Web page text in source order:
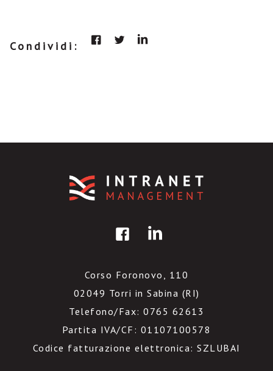
Condividi:
Corso Foronovo, 110
02049 Torri in Sabina (RI)
Telefono/Fax: 0765 62613
Partita IVA/CF: 01107100578
Codice fatturazione elettronica: SZLUBAI